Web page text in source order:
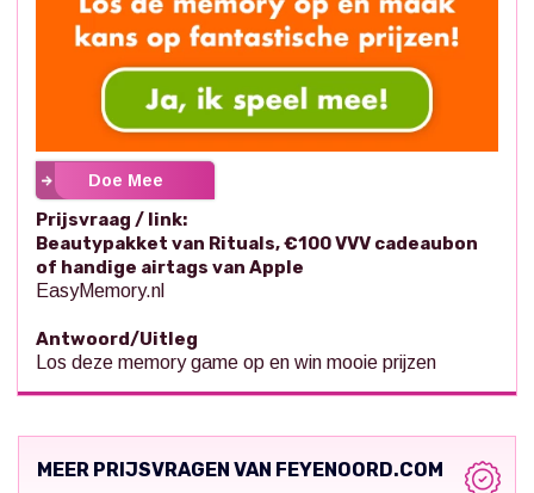
Doe Mee
Prijsvraag / link:
Beautypakket van Rituals, €100 VVV cadeaubon
of handige airtags van Apple
EasyMemory.nl
Antwoord/Uitleg
Los deze memory game op en win mooie prijzen
MEER PRIJSVRAGEN VAN FEYENOORD.COM